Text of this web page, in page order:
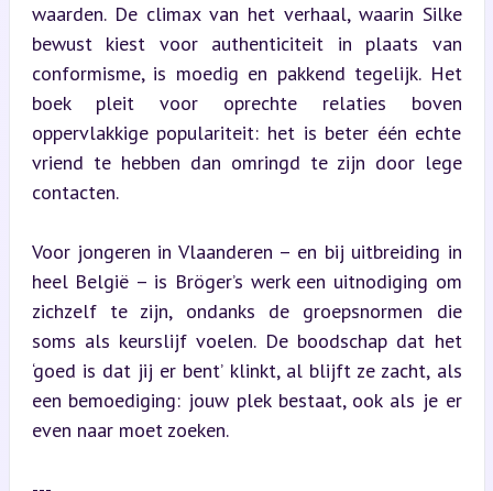
waarden. De climax van het verhaal, waarin Silke
bewust kiest voor authenticiteit in plaats van
conformisme, is moedig en pakkend tegelijk. Het
boek pleit voor oprechte relaties boven
oppervlakkige populariteit: het is beter één echte
vriend te hebben dan omringd te zijn door lege
contacten.
Voor jongeren in Vlaanderen – en bij uitbreiding in
heel België – is Bröger’s werk een uitnodiging om
zichzelf te zijn, ondanks de groepsnormen die
soms als keurslijf voelen. De boodschap dat het
‘goed is dat jij er bent’ klinkt, al blijft ze zacht, als
een bemoediging: jouw plek bestaat, ook als je er
even naar moet zoeken.